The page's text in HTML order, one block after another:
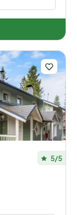
5/5